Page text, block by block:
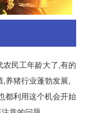
民工年龄大了,有的
养猪行业蓬勃发展,
都利用这个机会开始